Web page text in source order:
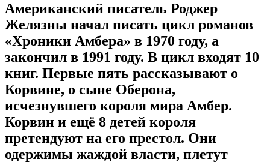
Американский писатель Роджер
Желязны начал писать цикл романов
«Хроники Амбера» в 1970 году, а
закончил в 1991 году. В цикл входят 10
книг. Первые пять рассказывают о
Корвине, о сыне Оберона,
исчезнувшего короля мира Амбер.
Корвин и ещё 8 детей короля
претендуют на его престол. Они
одержимы жаждой власти, плетут